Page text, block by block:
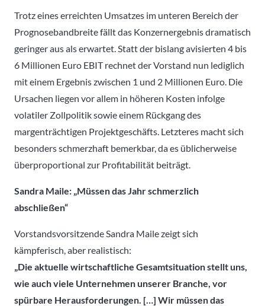
Trotz eines erreichten Umsatzes im unteren Bereich der
Prognosebandbreite fällt das Konzernergebnis dramatisch
geringer aus als erwartet. Statt der bislang avisierten 4 bis
6 Millionen Euro EBIT rechnet der Vorstand nun lediglich
mit einem Ergebnis zwischen 1 und 2 Millionen Euro. Die
Ursachen liegen vor allem in höheren Kosten infolge
volatiler Zollpolitik sowie einem Rückgang des
margenträchtigen Projektgeschäfts. Letzteres macht sich
besonders schmerzhaft bemerkbar, da es üblicherweise
überproportional zur Profitabilität beiträgt.
Sandra Maile: „Müssen das Jahr schmerzlich
abschließen“
Vorstandsvorsitzende Sandra Maile zeigt sich
kämpferisch, aber realistisch:
„Die aktuelle wirtschaftliche Gesamtsituation stellt uns,
wie auch viele Unternehmen unserer Branche, vor
spürbare Herausforderungen. […] Wir müssen das